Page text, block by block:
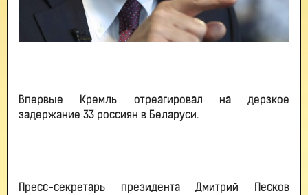
Впервые Кремль отреагировал на дерзкое
задержание 33 россиян в Беларуси.
Пресс-секретарь президента Дмитрий Песков